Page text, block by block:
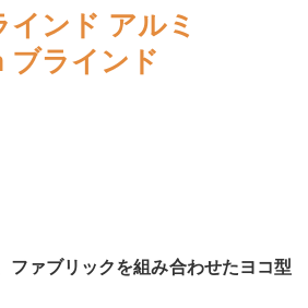
ンド アルミ
ブラインド
ファブリックを組み合わせたヨコ型